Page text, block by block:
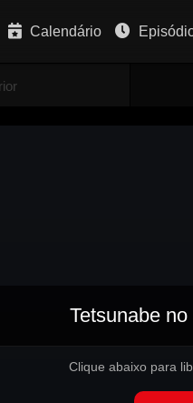
Calendário
Tetsunabe
Clique abaixo para